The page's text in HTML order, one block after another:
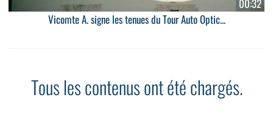
00:32
Vicomte A. signe les tenues du Tour Auto Optic...
Tous les contenus ont été chargés.